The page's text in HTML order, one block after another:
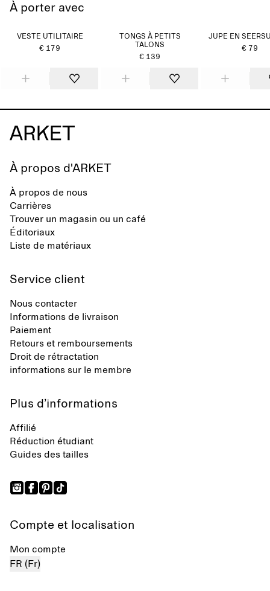
À porter avec
VESTE UTILITAIRE
€ 179
TONGS À PETITS
TALONS
€ 139
JUPE EN
€ 79
À propos d'ARKET
À propos de nous
Carrières
Trouver un magasin ou un café
Éditoriaux
Liste de matériaux
Service client
Nous contacter
Informations de livraison
Paiement
Retours et remboursements
Droit de rétractation
informations sur le membre
Plus d’informations
Affilié
Réduction étudiant
Guides des tailles
Compte et localisation
Mon compte
FR (Fr)